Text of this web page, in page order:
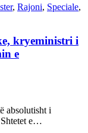
, Rajoni, Speciale,
kryeministri i
e
absolutisht i
Shtetet e…